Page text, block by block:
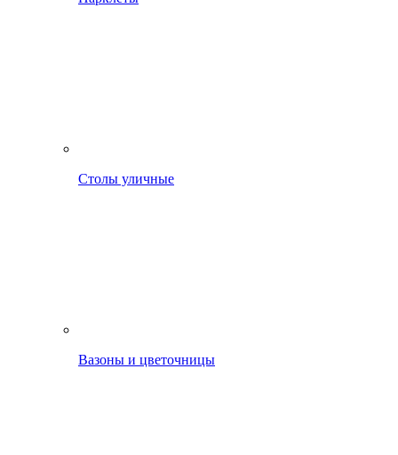
Столы уличные
Вазоны и цветочницы